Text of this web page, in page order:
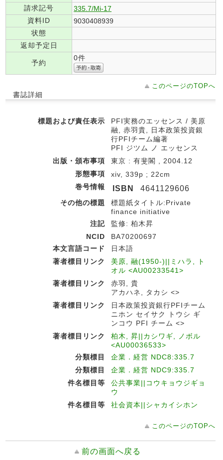
請求記号
335.7/Mi-17
資料ID
9030408939
状態
返却予定日
予約
0件
このページのTOPへ
書誌詳細
標題および責任表示
PFI実務のエッセンス / 美原
融, 赤羽貴, 日本政策投資銀
行PFIチーム編著
PFI ジツム ノ エッセンス
出版・頒布事項
東京 : 有斐閣 , 2004.12
形態事項
xiv, 339p ; 22cm
巻号情報
ISBN 4641129606
その他の標題
標題紙タイトル:Private
finance initiative
注記
監修: 柏木昇
NCID
BA70200697
本文言語コード
日本語
著者標目リンク
美原, 融(1950-)||ミハラ, ト
オル <AU00233541>
著者標目リンク
赤羽, 貴
アカハネ, タカシ <>
著者標目リンク
日本政策投資銀行PFIチーム
ニホン セイサク トウシ ギ
ンコウ PFI チーム <>
著者標目リンク
柏木, 昇||カシワギ, ノボル
<AU00036533>
分類標目
企業．経営 NDC8:335.7
分類標目
企業．経営 NDC9:335.7
件名標目等
公共事業||コウキョウジギョ
ウ
件名標目等
社会資本||シャカイシホン
このページのTOPへ
前の画面へ戻る